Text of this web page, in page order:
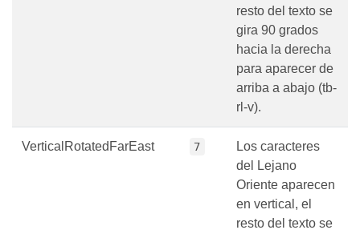
resto del texto se
gira 90 grados
hacia la derecha
para aparecer de
arriba a abajo (tb-
rl-v).
VerticalRotatedFarEast 7
Los caracteres
del Lejano
Oriente aparecen
en vertical, el
resto del texto se